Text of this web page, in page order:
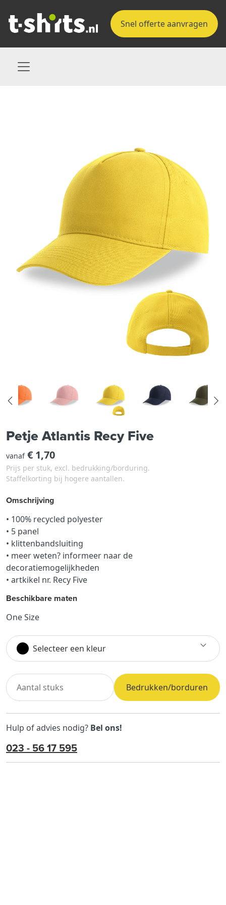
Snel offerte aanvragen
Petje Atlantis Recy Five
vanaf€ 1,70
Prijs per stuk, excl. bedrukking/borduring.
Staffelkorting bij hogere aantallen.
Omschrijving
• 100% recycled polyester
• 5 panel
• klittenbandsluiting
• meer weten? informeer naar de
decoratiemogelijkheden
• artkikel nr. Recy Five
Beschikbare maten
One Size
Selecteer een kleur
Bedrukken/borduren
Hulp of advies nodig? Bel ons!
023 - 56 17 595